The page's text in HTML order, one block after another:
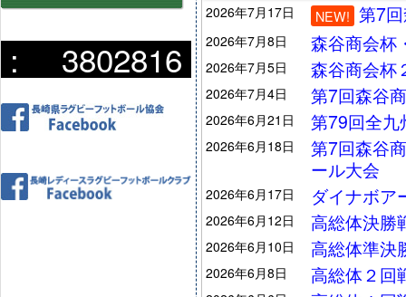
3802816
:
2026年7月17日 NEW! 第7
2026年7月8日 森谷商会杯
2026年7月5日 森谷商会杯
2026年7月4日 第7回森谷
2026年6月21日 第79回全九
2026年6月18日
第7回森谷
ール大会
2026年6月17日 ダイナボア
2026年6月12日 高総体決勝
2026年6月10日 高総体準決
2026年6月8日 高総体２回